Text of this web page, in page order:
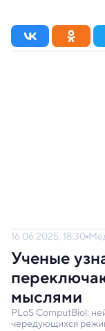
16.06.2025, 18:30
Ученые
мыслями
PLoS ComputBiol:
чередующихся